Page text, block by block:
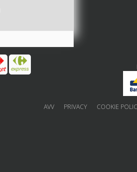
AVV PRIVACY COOKIE